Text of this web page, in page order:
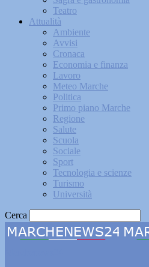
Teatro
Attualità
Ambiente
Avvisi
Cronaca
Economia e finanza
Lavoro
Meteo Marche
Politica
Primo piano Marche
Regione
Salute
Scuola
Sociale
Sport
Tecnologia e scienze
Turismo
Università
Cerca